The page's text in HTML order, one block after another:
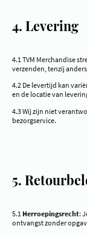
4. Levering
4.1 TVM Merchandise
verzenden, tenzij
4.2 De levertijd kan
en de locatie van
4.3 Wij zijn niet
bezorgservice.
5.
5.1 Herroepingsrecht:
ontvangst zonder